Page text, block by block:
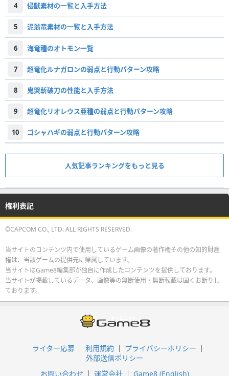
4 侵獣素材の一覧と入手方法
5 泥翁竜素材の一覧と入手方法
6 海竜種のオトモン一覧
7 超竜化ルナガロンの弱点と行動パターン攻略
8 鬼哭斬破刀の性能と入手方法
9 超竜化リオレウス亜種の弱点と行動パターン攻略
10 ゴシャハギの弱点と行動パターン攻略
人気記事ランキングをもっと見る
権利表記
©CAPCOM CO., LTD. ALL RIGHTS RESERVED.
当サイトのコンテンツ内で使用しているゲーム画像の著作権その他の知的財産
権は、当該ゲームの提供元に帰属しています。
当サイトはGame8編集部が独自に作成したコンテンツを提供しております。
当サイトが掲載しているデータ、画像等の無断使用・無断転載は固くお断りし
ております。
ライター応募 利用規約
プライバシーポリシー
外部送信ポリシー
お問い合わせ
運営会社 Game8 (English)